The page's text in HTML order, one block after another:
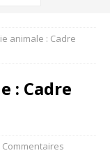
animale : Cadre
: Cadre
Commentaires